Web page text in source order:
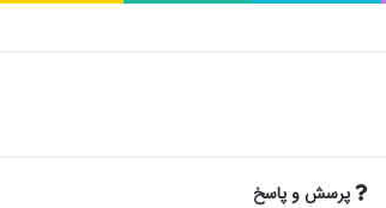
پرسش و پاسخ